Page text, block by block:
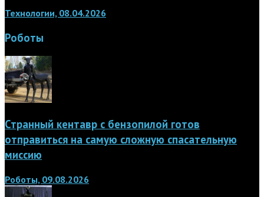
Технологии, 08.04.2026
Роботы
Странный кентавр с бензопилой готов
отправиться на самую сложную спасательную
миссию
Роботы, 09.08.2026